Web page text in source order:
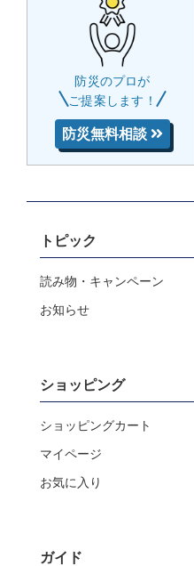
防災のプロが
ご提案します！
防災無料相談
トピック
読み物・キャンペーン
お知らせ
ショッピング
ショッピングカート
マイページ
お気に入り
ガイド